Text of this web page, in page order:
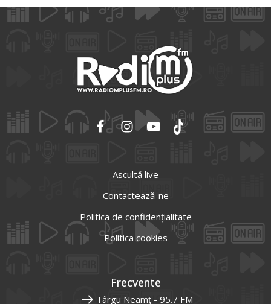
Ascultă live
Contactează-ne
Politica de confidențialitate
Politica cookies
Frecvente
Târgu Neamț - 95.7 FM